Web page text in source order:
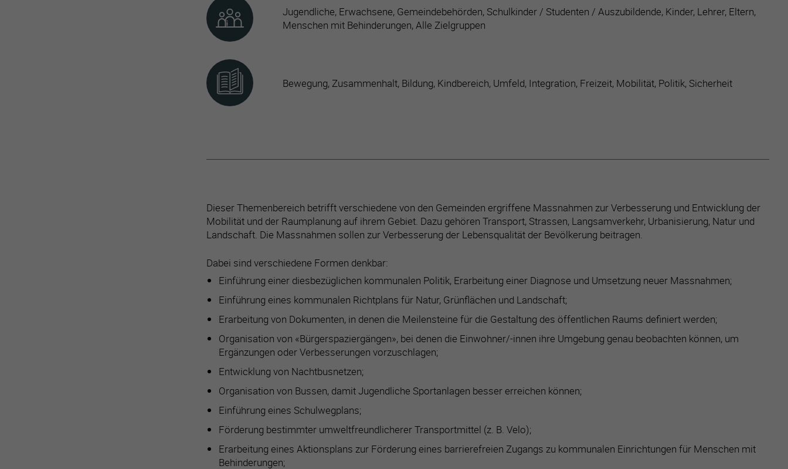
Jugendliche, Erwachsene, Gemeindebehörden, Schulkinder / Studenten / Auszubildende, Kinder, Lehrer, Eltern,
Menschen mit Behinderungen, Alle Zielgruppen
Bewegung, Zusammenhalt, Bildung, Kindbereich, Umfeld, Integration, Freizeit, Mobilität, Politik, Sicherheit
Dieser Themenbereich betrifft verschiedene von den Gemeinden ergriffene Massnahmen zur Verbesserung und Entwicklung der
Mobilität und der Raumplanung auf ihrem Gebiet. Dazu gehören Transport, Strassen, Langsamverkehr, Urbanisierung, Natur und
Landschaft. Die Massnahmen sollen zur Verbesserung der Lebensqualität der Bevölkerung beitragen.
Dabei sind verschiedene Formen denkbar:
Einführung einer diesbezüglichen kommunalen Politik, Erarbeitung einer Diagnose und Umsetzung neuer Massnahmen;
Einführung eines kommunalen Richtplans für Natur, Grünflächen und Landschaft;
Erarbeitung von Dokumenten, in denen die Meilensteine für die Gestaltung des öffentlichen Raums definiert werden;
Organisation von «Bürgerspaziergängen», bei denen die Einwohner/-innen ihre Umgebung genau beobachten können, um
Ergänzungen oder Verbesserungen vorzuschlagen;
Entwicklung von Nachtbusnetzen;
Organisation von Bussen, damit Jugendliche Sportanlagen besser erreichen können;
Einführung eines Schulwegplans;
Förderung bestimmter umweltfreundlicherer Transportmittel (z. B. Velo);
Erarbeitung eines Aktionsplans zur Förderung eines barrierefreien Zugangs zu kommunalen Einrichtungen für Menschen mit
Behinderungen;